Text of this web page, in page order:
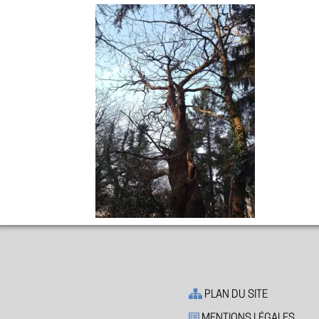
PLAN DU SITE